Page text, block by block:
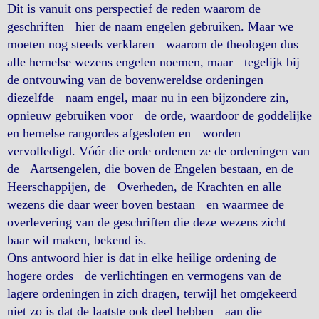
Dit is vanuit ons perspectief de reden waarom de
geschriften hier de naam engelen gebruiken. Maar we
moeten nog steeds verklaren waarom de theologen dus
alle hemelse wezens engelen noemen, maar tegelijk bij
de ontvouwing van de bovenwereldse ordeningen
diezelfde naam engel, maar nu in een bijzondere zin,
opnieuw gebruiken voor de orde, waardoor de goddelijke
en hemelse rangordes afgesloten en worden
vervolledigd. Vóór die orde ordenen ze de ordeningen van
de Aartsengelen, die boven de Engelen bestaan, en de
Heerschappijen, de Overheden, de Krachten en alle
wezens die daar weer boven bestaan en waarmee de
overlevering van de geschriften die deze wezens zicht
baar wil maken, bekend is.
Ons antwoord hier is dat in elke heilige ordening de
hogere ordes de verlichtingen en vermogens van de
lagere ordeningen in zich dragen, terwijl het omgekeerd
niet zo is dat de laatste ook deel hebben aan die